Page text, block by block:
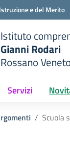
e del Merito
Istituto
Gianni Rodari
Rossano Veneto
Servizi
Scuola